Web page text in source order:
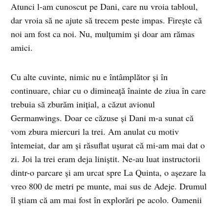
Atunci l-am cunoscut pe Dani, care nu vroia tabloul,
dar vroia să ne ajute să trecem peste impas. Firește că
noi am fost ca noi. Nu, mulțumim și doar am rămas
amici.
Cu alte cuvinte, nimic nu e întâmplător și în
continuare, chiar cu o dimineață înainte de ziua în care
trebuia să zburăm inițial, a căzut avionul
Germanwings. Doar ce căzuse și Dani m-a sunat că
vom zbura miercuri la trei. Am anulat cu motiv
întemeiat, dar am și răsuflat ușurat că mi-am mai dat o
zi. Joi la trei eram deja liniștit. Ne-au luat instructorii
dintr-o parcare și am urcat spre La Quinta, o așezare la
vreo 800 de metri pe munte, mai sus de Adeje. Drumul
îl știam că am mai fost în explorări pe acolo. Oamenii